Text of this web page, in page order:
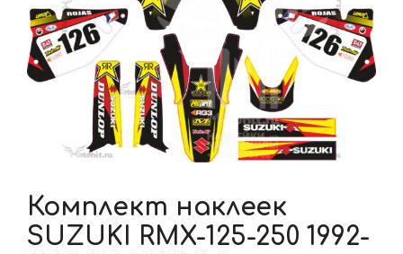
Комплект наклеек
SUZUKI RMX-125-250 1992-